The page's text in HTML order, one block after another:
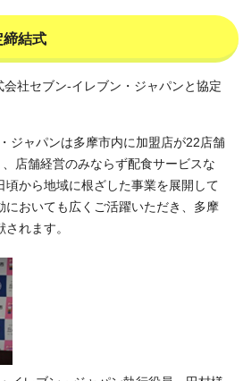
締結式
社セブン‐イレブン・ジャパンと協定
ジャパンは多摩市内に加盟店が22店舗
店舗経営のみならず配食サービスな
頃から地域に根ざした事業を展開して
においても広くご活躍いただき、多摩
れます。